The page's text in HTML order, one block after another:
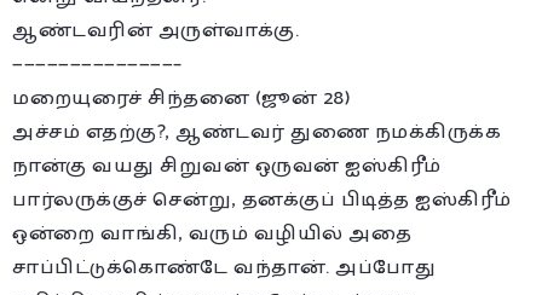
ஆண்டவரின் அருள்வாக்கு.
——————————————–
மறையுரைச் சிந்தனை (ஜூன் 28)
அச்சம் எதற்கு?, ஆண்டவர் துணை நமக்கிருக்க
நான்கு வயது சிறுவன் ஒருவன் ஐஸ்கிரீம்
பார்லருக்குச் சென்று, தனக்குப் பிடித்த ஐஸ்கிரீம்
ஒன்றை வாங்கி, வரும் வழியில் அதை
சாப்பிட்டுக்கொண்டே வந்தான். அப்போது